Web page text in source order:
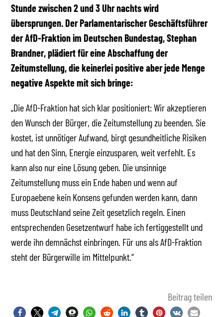
Stunde zwischen 2 und 3 Uhr nachts wird
übersprungen. Der Parlamentarischer Geschäftsführer
der AfD-Fraktion im Deutschen Bundestag, Stephan
Brandner, plädiert für eine Abschaffung der
Zeitumstellung, die keinerlei positive aber jede Menge
negative Aspekte mit sich bringe:
„Die AfD-Fraktion hat sich klar positioniert: Wir akzeptieren
den Wunsch der Bürger, die Zeitumstellung zu beenden. Sie
kostet, ist unnötiger Aufwand, birgt gesundheitliche Risiken
und hat den Sinn, Energie einzusparen, weit verfehlt. Es
kann also nur eine Lösung geben. Die unsinnige
Zeitumstellung muss ein Ende haben und wenn auf
Europaebene kein Konsens gefunden werden kann, dann
muss Deutschland seine Zeit gesetzlich regeln. Einen
entsprechenden Gesetzentwurf habe ich fertiggestellt und
werde ihn demnächst einbringen. Für uns als AfD-Fraktion
steht der Bürgerwille im Mittelpunkt.“
Beitrag teilen